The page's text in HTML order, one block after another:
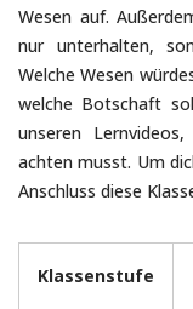
Wesen auf.
nur unterhalten,
Welche Wesen
welche Botschaft
unseren
achten musst. Um
Anschluss diese
Klassenstufe